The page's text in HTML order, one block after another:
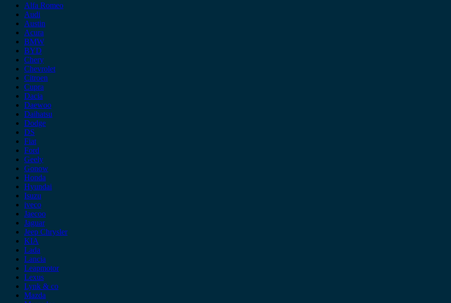
Alfa Romeo
Audi
Austin
Acura
BMW
BYD
Chery
Chevrolet
Citroen
Cupra
Dacia
Daewoo
Daihatsu
Dodge
DS
Fiat
Ford
Geely
Gonow
Honda
Hyundai
Isuzu
iveco
Jaecoo
Jaguar
Jeep Chrysler
KIA
Lada
Lancia
Leapmotor
Lexus
Lynk & co
Mazda